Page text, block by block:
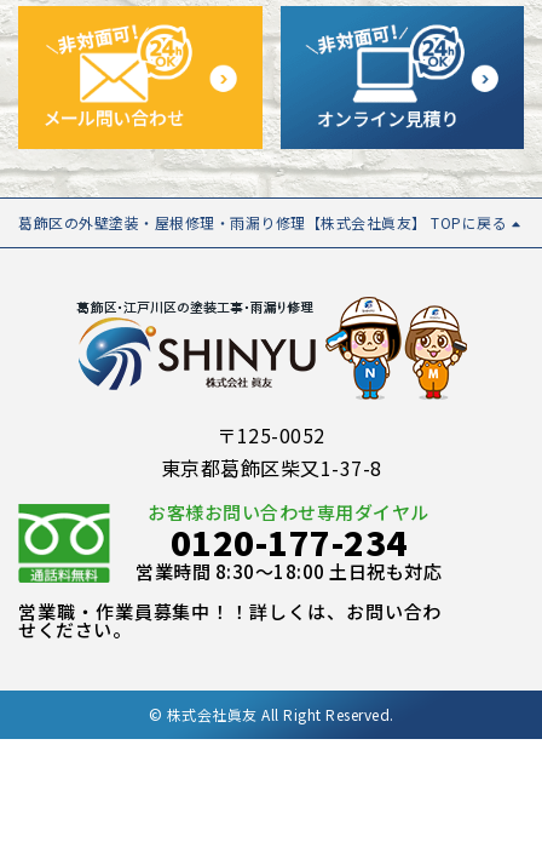
葛飾区の外壁塗装・屋根修理・雨漏り修理【株式会社眞友】 TOPに戻る
〒125-0052
東京都葛飾区柴又1-37-8
お客様お問い合わせ専用ダイヤル
0120-177-234
営業時間 8:30～18:00 土日祝も対応
営業職・作業員募集中！！詳しくは、お問い合わ
せください。
© 株式会社眞友 All Right Reserved.